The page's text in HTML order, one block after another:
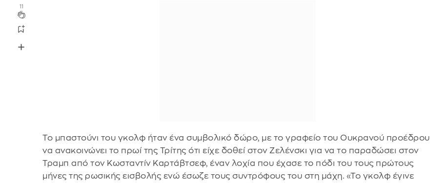
11
Το μπαστούνι του γκολφ ήταν ένα συμβολικό δώρο, με το γραφείο του Ουκρανού προέδρου
να ανακοινώνει το πρωί της Τρίτης ότι είχε δοθεί στον Ζελένσκι για να το παραδώσει στον
Τραμπ από τον Κωσταντίν Καρτάβτσεφ, έναν λοχία που έχασε το πόδι του τους πρώτους
μήνες της ρωσικής εισβολής ενώ έσωζε τους συντρόφους του στη μάχη. «Το γκολφ έγινε